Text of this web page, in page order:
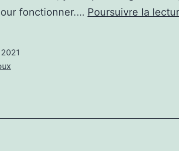
fonctionner.… Poursuivre la